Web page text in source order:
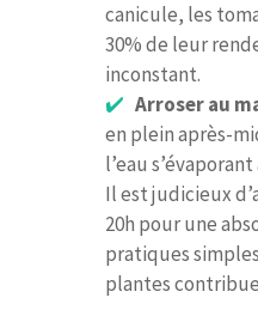
canicule, les
30% de leur
inconstant.
Arroser au
en plein après-
l’eau
Il est judicieux
20h pour une
pratiques
plantes